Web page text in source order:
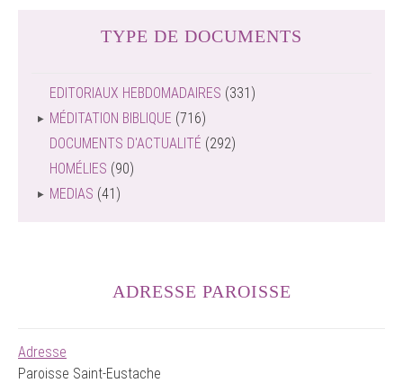
TYPE DE DOCUMENTS
EDITORIAUX HEBDOMADAIRES (331)
MÉDITATION BIBLIQUE (716)
DOCUMENTS D'ACTUALITÉ (292)
HOMÉLIES (90)
MEDIAS (41)
ADRESSE PAROISSE
Adresse
Paroisse Saint-Eustache